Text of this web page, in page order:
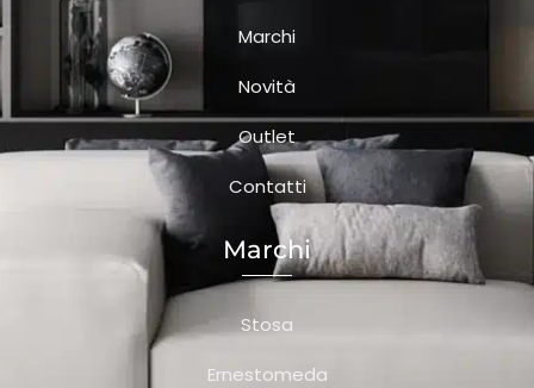
Marchi
Novità
Outlet
Contatti
Marchi
Stosa
Ernestomeda